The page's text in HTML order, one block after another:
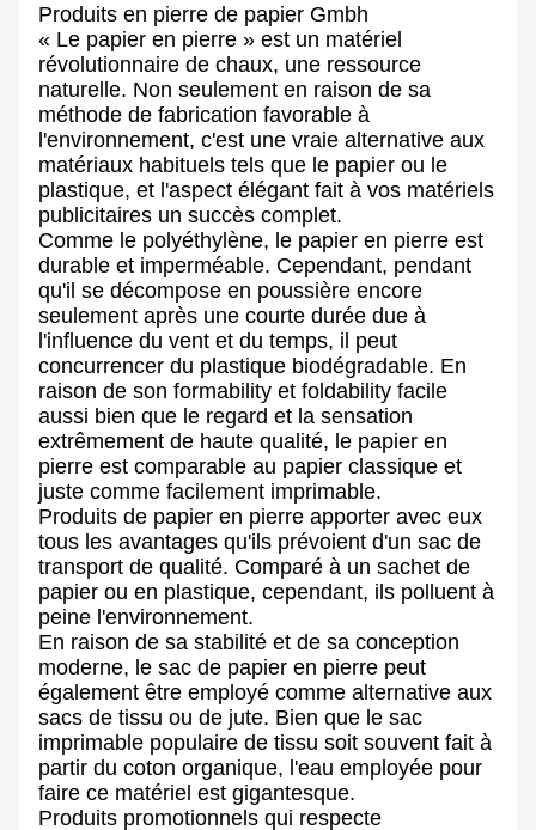
Produits en pierre de papier Gmbh
« Le papier en pierre » est un matériel
révolutionnaire de chaux, une ressource
naturelle. Non seulement en raison de sa
méthode de fabrication favorable à
l'environnement, c'est une vraie alternative aux
matériaux habituels tels que le papier ou le
plastique, et l'aspect élégant fait à vos matériels
publicitaires un succès complet.
Comme le polyéthylène, le papier en pierre est
durable et imperméable. Cependant, pendant
qu'il se décompose en poussière encore
seulement après une courte durée due à
l'influence du vent et du temps, il peut
concurrencer du plastique biodégradable. En
raison de son formability et foldability facile
aussi bien que le regard et la sensation
extrêmement de haute qualité, le papier en
pierre est comparable au papier classique et
juste comme facilement imprimable.
Produits de papier en pierre apporter avec eux
tous les avantages qu'ils prévoient d'un sac de
transport de qualité. Comparé à un sachet de
papier ou en plastique, cependant, ils polluent à
peine l'environnement.
En raison de sa stabilité et de sa conception
moderne, le sac de papier en pierre peut
également être employé comme alternative aux
sacs de tissu ou de jute. Bien que le sac
imprimable populaire de tissu soit souvent fait à
partir du coton organique, l'eau employée pour
faire ce matériel est gigantesque.
Produits promotionnels qui respecte